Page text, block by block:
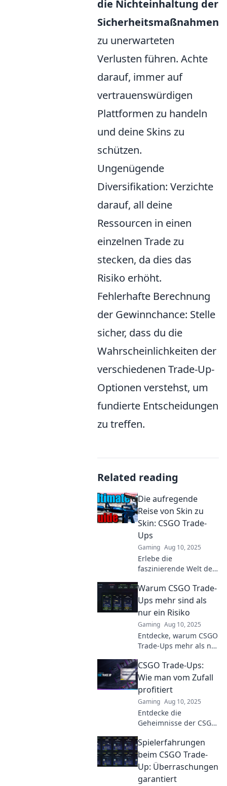
die Nichteinhaltung der
Sicherheitsmaßnahmen
zu unerwarteten
Verlusten führen. Achte
darauf, immer auf
vertrauenswürdigen
Plattformen zu handeln
und deine Skins zu
schützen.
Ungenügende
Diversifikation: Verzichte
darauf, all deine
Ressourcen in einen
einzelnen Trade zu
stecken, da dies das
Risiko erhöht.
Fehlerhafte Berechnung
der Gewinnchance: Stelle
sicher, dass du die
Wahrscheinlichkeiten der
verschiedenen Trade-Up-
Optionen verstehst, um
fundierte Entscheidungen
zu treffen.
Related reading
Die aufregende
Reise von Skin zu
Skin: CSGO Trade-
Ups
Gaming Aug 10, 2025
Erlebe die
faszinierende Welt der
Entdecke Strategien
und Tipps für lukrative
Skin-Transaktionen und
maximier deinen
Gewinn!
Warum CSGO Trade-
Ups mehr sind als
nur ein Risiko
Gaming Aug 10, 2025
Entdecke, warum CSGO
Trade-Ups mehr als nur
du echte Gewinne
erzielen kannst! Lass
dir diese Geheimnisse
nicht entgehen!
CSGO Trade-Ups:
Wie man vom Zufall
profitiert
Gaming Aug 10, 2025
Entdecke die
Geheimnisse der CSGO
wie du mit Strategie
vom Zufall profitieren
kannst! Gewinne jetzt
mehr!
Spielerfahrungen
beim CSGO Trade-
Up: Überraschungen
garantiert